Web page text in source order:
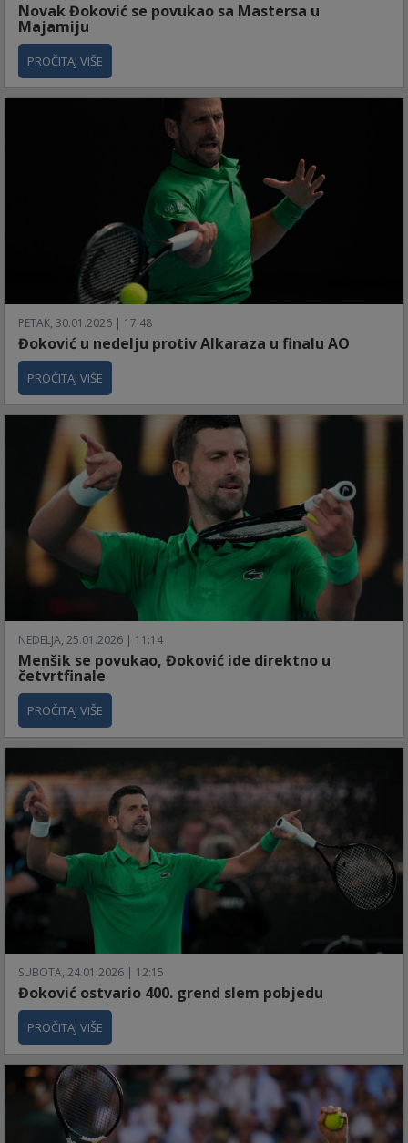
Novak Đoković se povukao sa Mastersa u
Majamiju
PROČITAJ VIŠE
PETAK, 30.01.2026 | 17:48
Đoković u nedelju protiv Alkaraza u finalu AO
PROČITAJ VIŠE
NEDELJA, 25.01.2026 | 11:14
Menšik se povukao, Đoković ide direktno u
četvrtfinale
PROČITAJ VIŠE
SUBOTA, 24.01.2026 | 12:15
Đoković ostvario 400. grend slem pobjedu
PROČITAJ VIŠE